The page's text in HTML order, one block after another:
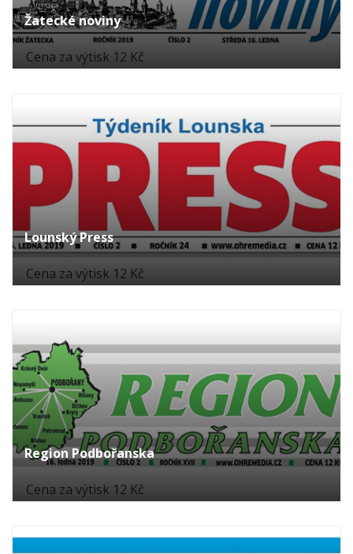
Žatecké noviny
Cena za výtisk 12 Kč
Lounský Press
Cena za výtisk 12 Kč
Region Podbořanska
Cena za výtisk 12 Kč